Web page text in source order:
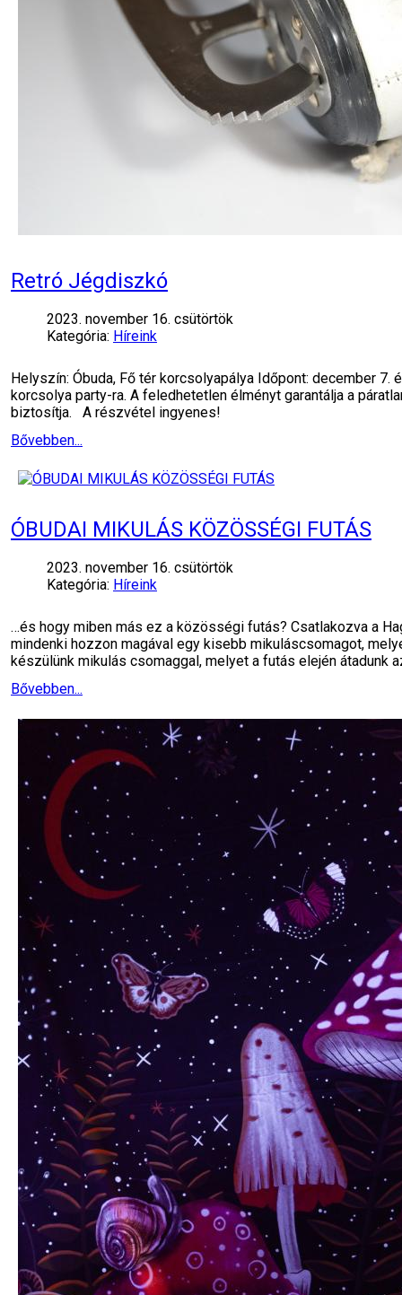
Retró Jégdiszkó
2023. november 16. csütörtök
Kategória: Híreink
Helyszín: Óbuda, Fő tér korcsolyapálya Időpont: december
korcsolya party-ra. A feledhetetlen élményt garantálja a
biztosítja. A részvétel ingyenes!
Bővebben...
ÓBUDAI MIKULÁS KÖZÖSSÉGI FUTÁS
2023. november 16. csütörtök
Kategória: Híreink
…és hogy miben más ez a közösségi futás? Csatlakozva a
mindenki hozzon magával egy kisebb mikuláscsomagot,
készülünk mikulás csomaggal, melyet a futás elején átadunk
Bővebben...